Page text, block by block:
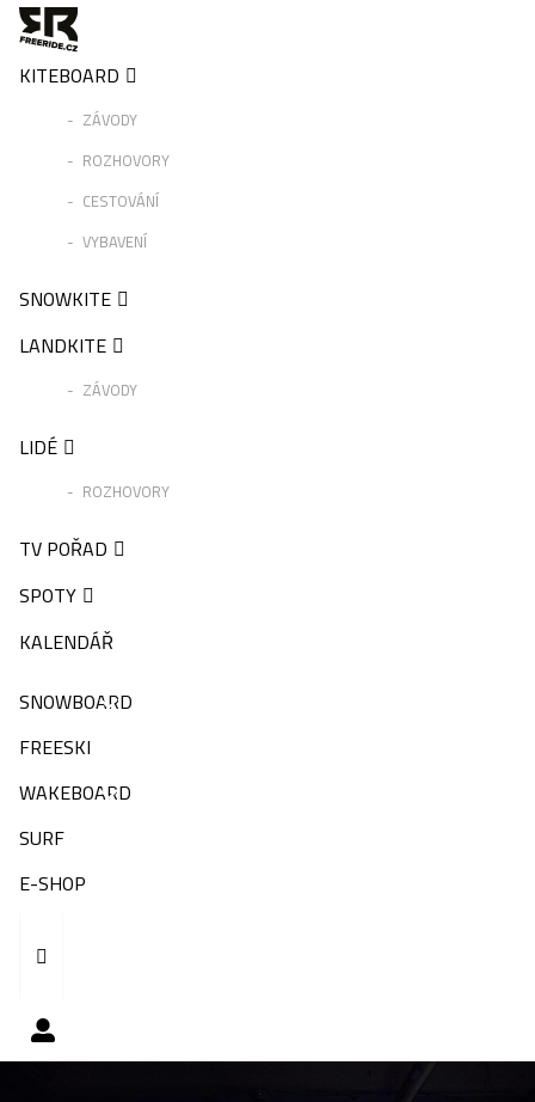
KITEBOARD
ZÁVODY
ROZHOVORY
CESTOVÁNÍ
VYBAVENÍ
SNOWKITE
LANDKITE
ZÁVODY
LIDÉ
ROZHOVORY
TV POŘAD
SPOTY
KALENDÁŘ
SNOWBOARD
FREESKI
WAKEBOARD
SURF
E-SHOP